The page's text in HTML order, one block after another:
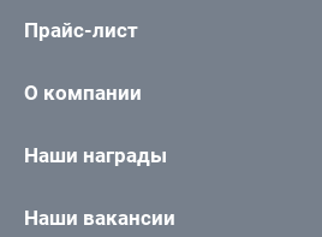
Прайс-лист
О компании
Наши награды
Наши вакансии